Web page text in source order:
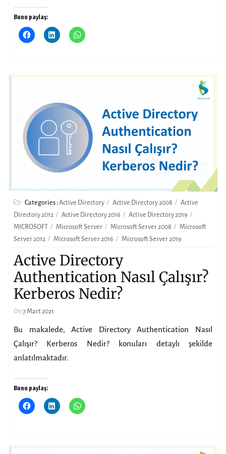
Bunu paylaş:
Categories :Active Directory Active Directory 2008
Active
Directory 2012
Active Directory 2016
Active Directory 2019
MICROSOFT
Microsoft Server Microsoft Server 2008
Microsoft
Server 2012
Microsoft Server 2016 Microsoft Server 2019
Active Directory
Authentication Nasıl Çalışır?
Kerberos Nedir?
On7 Mart 2021
Bu makalede, Active Directory Authentication Nasıl
Çalışır? Kerberos Nedir? konuları detaylı şekilde
anlatılmaktadır.
Bunu paylaş: